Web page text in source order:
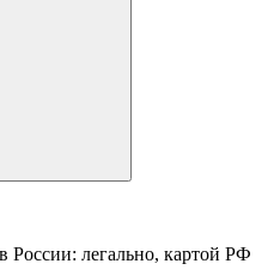
России: легально, картой РФ